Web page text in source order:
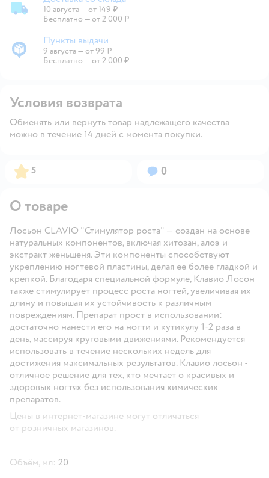
Доставка со склада
10 августа—от 149 ₽
Бесплатно — от 2 000 ₽
Пункты выдачи
Пункты выдачи
9 августа—от 99 ₽
Бесплатно — от 2 000 ₽
Условия возврата
Обменять или вернуть товар надлежащего качества
можно в течение 14 дней с момента покупки.
Рейтинг:
5 Вопросов:
0
О товаре
Лосьон CLAVIO "Стимулятор роста" — создан на основе
натуральных компонентов, включая хитозан, алоэ и
экстракт женьшеня. Эти компоненты способствуют
укреплению ногтевой пластины, делая ее более гладкой и
крепкой. Благодаря специальной формуле, Клавио Лосон
также стимулирует процесс роста ногтей, увеличивая их
длину и повышая их устойчивость к различным
повреждениям. Препарат прост в использовании:
достаточно нанести его на ногти и кутикулу 1-2 раза в
день, массируя круговыми движениями. Рекомендуется
использовать в течение нескольких недель для
достижения максимальных результатов. Клавио лосьон -
отличное решение для тех, кто мечтает о красивых и
здоровых ногтях без использования химических
препаратов.
Цены в интернет-магазине могут отличаться
от розничных магазинов.
Объём, мл: 20